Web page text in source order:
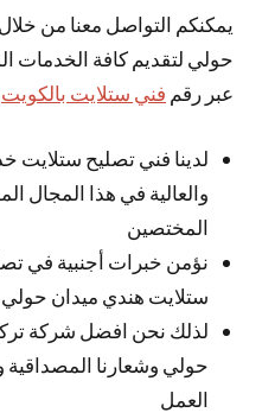
يمكنكم التواصل معنا من
حولي لتقديم كافة الخدمات
عبر رقم فني ستلايت بالكويت
والعالية في هذا المجال
المختصين
نؤمن خبرات أجنبية في
ستلايت هندي ميدان حولي
لذلك نحن افضل شركة
حولي وشعارنا المصداقية
العمل